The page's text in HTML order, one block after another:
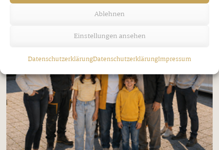
Ablehnen
Einstellungen ansehen
DatenschutzerklärungDatenschutzerklärungImpressum